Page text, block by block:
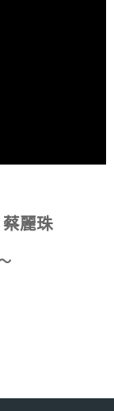
蔡麗珠